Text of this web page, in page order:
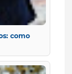
como